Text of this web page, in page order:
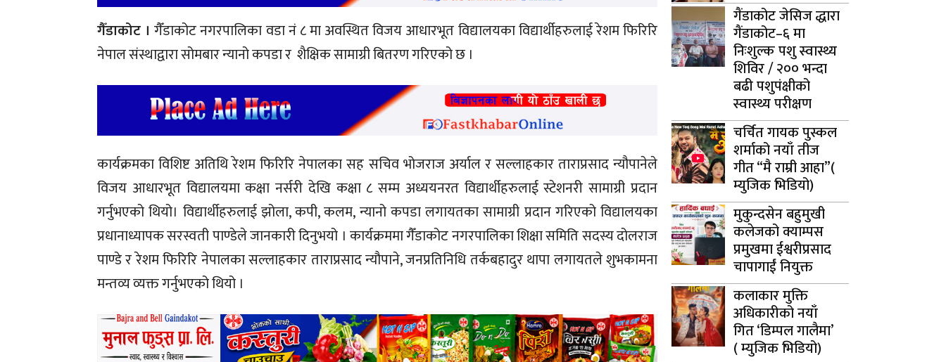
गैँडाकोट । गैँडाकोट नगरपालिका वडा नं ८ मा अवस्थित विजय आधारभूत विद्यालयका विद्यार्थीहरुलाई रेशम फिरिरि
नेपाल संस्थाद्वारा सोमबार न्यानो कपडा र शैक्षिक सामाग्री बितरण गरिएको छ ।
कार्यक्रमका विशिष्ट अतिथि रेशम फिरिरि नेपालका सह सचिव भोजराज अर्याल र सल्लाहकार ताराप्रसाद न्यौपानेले
विजय आधारभूत विद्यालयमा कक्षा नर्सरी देखि कक्षा ८ सम्म अध्ययनरत विद्यार्थीहरुलाई स्टेशनरी सामाग्री प्रदान
गर्नुभएको थियो। विद्यार्थीहरुलाई झोला, कपी, कलम, न्यानो कपडा लगायतका सामाग्री प्रदान गरिएको विद्यालयका
प्रधानाध्यापक सरस्वती पाण्डेले जानकारी दिनुभयो । कार्यक्रममा गैँडाकोट नगरपालिका शिक्षा समिति सदस्य दोलराज
पाण्डे र रेशम फिरिरि नेपालका सल्लाहकार ताराप्रसाद न्यौपाने, जनप्रतिनिधि तर्कबहादुर थापा लगायतले शुभकामना
मन्तव्य व्यक्त गर्नुभएको थियो ।
गैंडाकोट जेसिज द्धारा
गैंडाकोट–६ मा
निःशुल्क पशु स्वास्थ्य
शिविर / २०० भन्दा
बढी पशुपंक्षीको
स्वास्थ्य परीक्षण
चर्चित गायक पुस्कल
शर्माको नयाँ तीज
गीत “मै राम्री आहा”(
म्युजिक भिडियो)
मुकुन्दसेन बहुमुखी
कलेजको क्याम्पस
प्रमुखमा ईश्वरीप्रसाद
चापागाईं नियुक्त
कलाकार मुक्ति
अधिकारीको नयाँ
गित ‘डिम्पल गालैमा’
( म्युजिक भिडियो)